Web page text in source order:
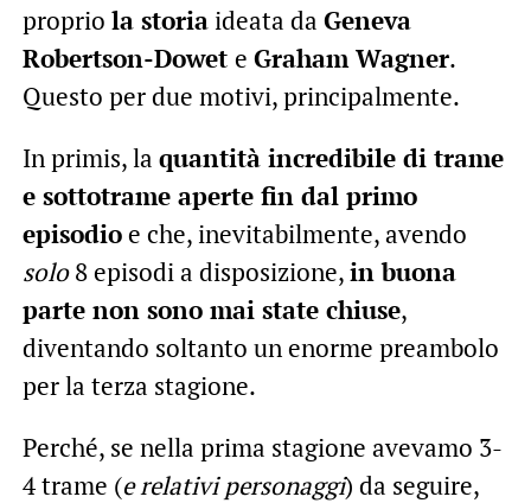
proprio la storiaideata da Geneva
Robertson-Dowet e Graham Wagner.
Questo per due motivi, principalmente.
In primis, la quantità incredibile di trame
e sottotrame aperte fin dal primo
episodioe che, inevitabilmente, avendo
solo8 episodi a disposizione,in buona
parte non sono mai state chiuse,
diventando soltanto un enorme preambolo
per la terza stagione.
Perché, se nella prima stagione avevamo 3-
4 trame (e relativi personaggi) da seguire,